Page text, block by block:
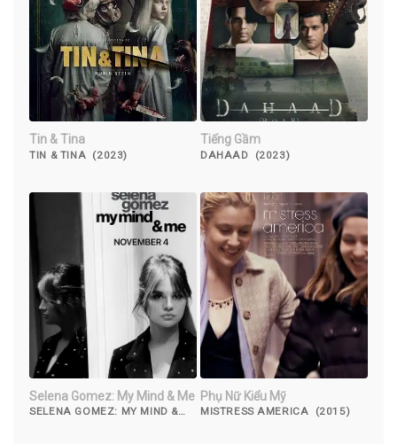
Tin & Tina
TIN & TINA (2023)
Tiếng Gầm
DAHAAD (2023)
Selena Gomez: My Mind & Me
SELENA GOMEZ: MY MIND &
Phụ Nữ Kiểu Mỹ
MISTRESS AMERICA (2015)